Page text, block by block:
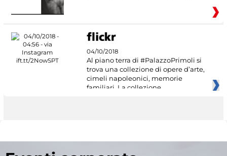
04/10/2018
Al piano terra di #PalazzoPrimoli si
trova una collezione di opere d’arte,
cimeli napoleonici, memorie
familiari. La collezione